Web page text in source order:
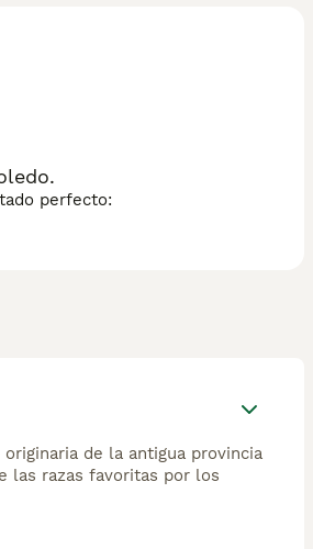
perfecto:
de la antigua provincia
las razas favoritas por los